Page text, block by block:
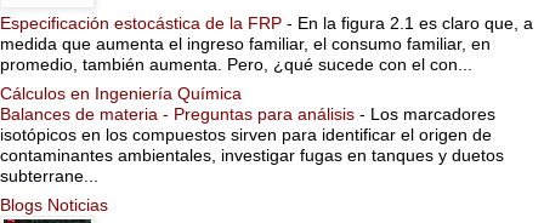
Especificación estocástica de la FRP - En la figura 2.1 es claro que, a
medida que aumenta el ingreso familiar, el consumo familiar, en
promedio, también aumenta. Pero, ¿qué sucede con el con...
Cálculos en Ingeniería Química
Balances de materia - Preguntas para análisis - Los marcadores
isotópicos en los compuestos sirven para identificar el origen de
contaminantes ambientales, investigar fugas en tanques y duetos
subterrane...
Blogs Noticias